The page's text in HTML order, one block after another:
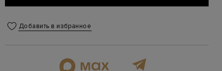
Добавить в избранное